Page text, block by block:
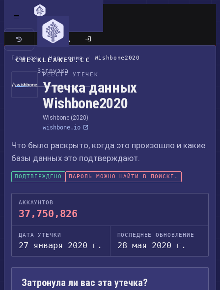
CHECKLEAKED.CC
Загрузка
Классический сайт
Главная / Нарушения / Wishbone2020
РЕЕСТР УТЕЧЕК
Утечка данных
Wishbone2020
Wishbone (2020)
wishbone.io
Что было раскрыто, когда это произошло и какие
базы данных это подтверждают.
ПОДТВЕРЖДЕНО ПАРОЛЬ МОЖНО НАЙТИ В ПОИСКЕ.
АККАУНТОВ
37,750,826
ДАТА УТЕЧКИ
27 января 2020 г.
ПОСЛЕДНЕЕ ОБНОВЛЕНИЕ
28 мая 2020 г.
Затронула ли вас эта утечка?